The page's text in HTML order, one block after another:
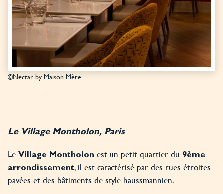
©Nectar by Maison Mère
Le Village Montholon, Paris
Le Village Montholon est un petit quartier du 9ème
arrondissement, il est caractérisé par des rues étroites
pavées et des bâtiments de style haussmannien.